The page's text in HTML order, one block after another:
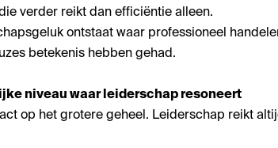
verder reikt dan efficiëntie alleen.
ontstaat waar professioneel
betekenis hebben gehad.
niveau waar leiderschap resoneert
op het grotere geheel. Leiderschap reikt